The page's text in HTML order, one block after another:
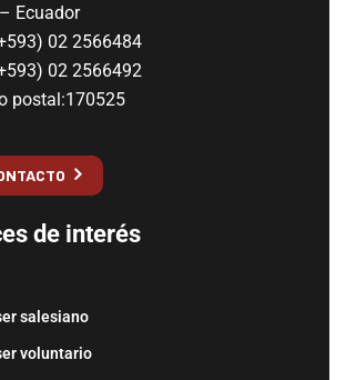
Ecuador
02 2566484
02 2566492
postal:170525
de interés
salesiano
voluntario